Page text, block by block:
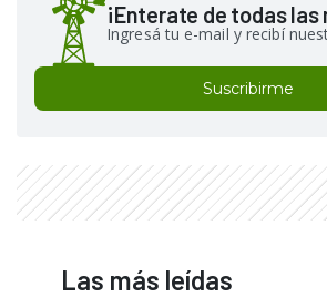
¡Enterate de todas las
Ingresá tu e-mail y recibí
Suscribirme
Las más leídas